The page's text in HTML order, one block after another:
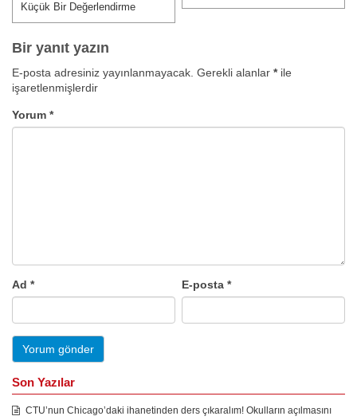
Küçük Bir Değerlendirme
Bir yanıt yazın
E-posta adresiniz yayınlanmayacak. Gerekli alanlar *ile
işaretlenmişlerdir
Yorum *
Ad * E-posta*
Son Yazılar
CTU’nun Chicago’daki ihanetinden ders çıkaralım! Okulların açılmasını